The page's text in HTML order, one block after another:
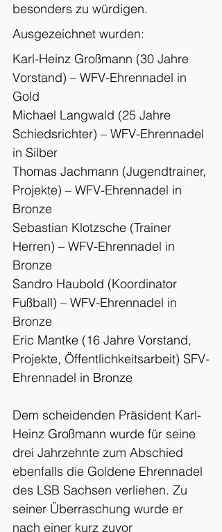
besonders zu würdigen.
Ausgezeichnet wurden:
Karl-Heinz Großmann (30 Jahre
Vorstand) – WFV-Ehrennadel in
Gold
Michael Langwald (25 Jahre
Schiedsrichter) – WFV-Ehrennadel
in Silber
Thomas Jachmann (Jugendtrainer,
Projekte) – WFV-Ehrennadel in
Bronze
Sebastian Klotzsche (Trainer
Herren) – WFV-Ehrennadel in
Bronze
Sandro Haubold (Koordinator
Fußball) – WFV-Ehrennadel in
Bronze
Eric Mantke (16 Jahre Vorstand,
Projekte, Öffentlichkeitsarbeit) SFV-
Ehrennadel in Bronze
Dem scheidenden Präsident Karl-
Heinz Großmann wurde für seine
drei Jahrzehnte zum Abschied
ebenfalls die Goldene Ehrennadel
des LSB Sachsen verliehen. Zu
seiner Überraschung wurde er
nach einer kurz zuvor